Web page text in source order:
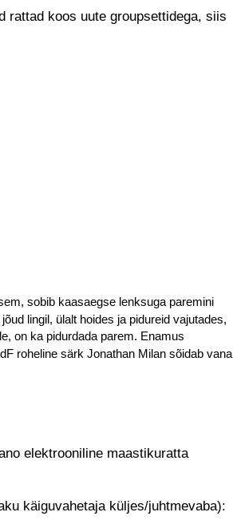
rattad koos uute groupsettidega, siis
sobib kaasaegse lenksuga paremini
lingil, ülalt hoides ja pidureid vajutades,
on ka pidurdada parem. Enamus
roheline särk Jonathan Milan sõidab vana
elektrooniline maastikuratta
käiguvahetaja küljes/juhtmevaba):